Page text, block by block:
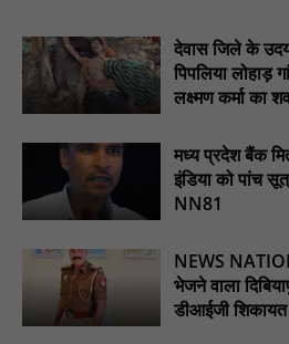
अभियान के बदलावों और तकनीकी प्रबंधन की
NN81
हरिनगर में सीसी इंटरलॉकिंग सड़क निर्माण
पिड़ावा में आगामी त्योहारों को लेकर शांति
देवास जिले के
पिपलिया लोहाड़
लक्ष्मण कर्मा का
मध्य प्रदेश बैंक
इंडिया को पांच
NN81
NEWS
भेजने वाला
डीआईजी